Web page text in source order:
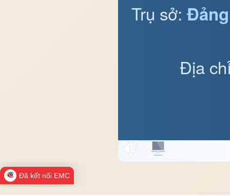
Trụ sở:
Địa
Đã kết nối EMC